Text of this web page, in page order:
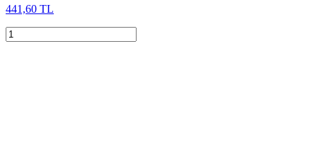
441,60 TL